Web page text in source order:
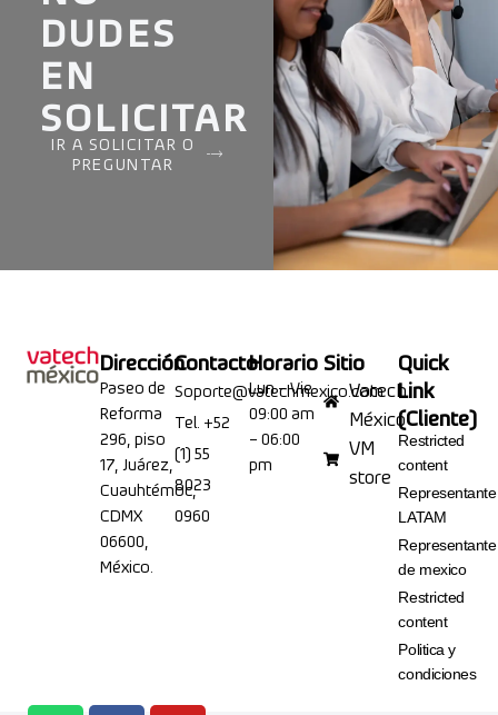
DUDES
EN
SOLICITAR
IR A SOLICITAR O
PREGUNTAR
Dirección
Paseo de
Reforma
296, piso
17, Juárez,
Cuauhtémoc,
CDMX
06600,
México.
Contacto
Soporte@vatechmexico.com
Tel. +52
(1) 55
8023
0960
Horario
Lun – Vie
09:00 am
– 06:00
pm
Sitio
Vatech
México
VM
store
Quick
Link
(Cliente)
Restricted
content
Representante
LATAM
Representante
de mexico
Restricted
content
Politica y
condiciones